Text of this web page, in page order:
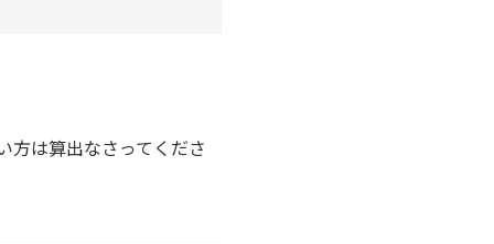
方は算出なさってくださ